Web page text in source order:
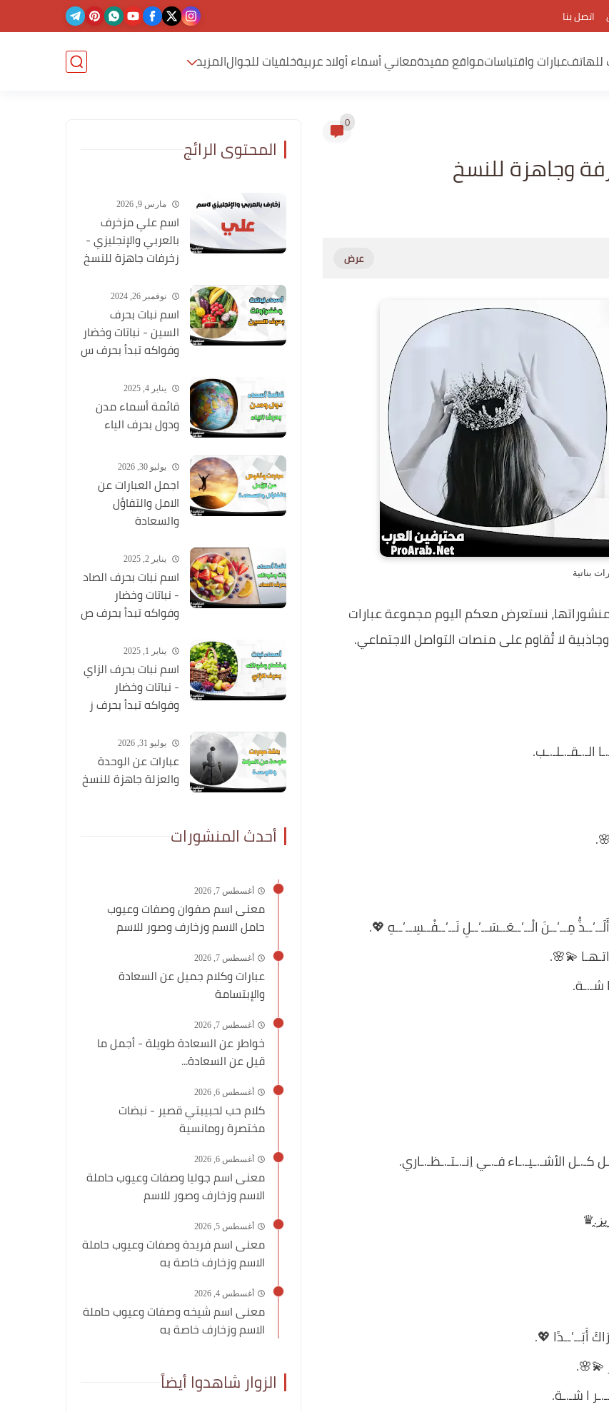
اتصل بنا
للهاتفعبارات واقتباساتمواقع مفيدةمعاني أسماء أولاد عربيةخلفيات للجوالالمزيد
0
وجاهزة للنسخ
بناتية
نستعرض معكم اليوم مجموعة عبارات
لا تُقاوم على منصات التواصل الاجتماعي.
الـ.ـقـ.ـلـ.ـب.
أَلَــ’ــذُّ مِــ’ــنَ الْــ’ــعَــسَــ’ــلِ نَــ’ــفْــسِــ’ــهِ 💖.
💫🌸.
شـ.ـة.
كـ.ـل الأشـ.ـيـ.ـاء فـ.ـي اِنـ.ـتـ.ـظـ.ـاري.
أَبَــ’ــدًا 💖.
💫🌸.
ا شـ.ـة.
المحتوى الرائج
مارس 9, 2026
اسم علي مزخرف
بالعربي والإنجليزي -
زخرفات جاهزة للنسخ
نوفمبر 26, 2024
اسم نبات بحرف
السين - نباتات وخضار
وفواكه تبدأ بحرف س
يناير 4, 2025
قائمة أسماء مدن
ودول بحرف الياء
يوليو 30, 2026
اجمل العبارات عن
الامل والتفاؤل
والسعادة
يناير 2, 2025
اسم نبات بحرف الصاد
- نباتات وخضار
وفواكه تبدأ بحرف ص
يناير 1, 2025
اسم نبات بحرف الزاي
- نباتات وخضار
وفواكه تبدأ بحرف ز
يوليو 31, 2026
عبارات عن الوحدة
والعزلة جاهزة للنسخ
أحدث المنشورات
أغسطس 7, 2026
معنى اسم صفوان وصفات وعيوب
حامل الاسم وزخارف وصور للاسم
أغسطس 7, 2026
عبارات وكلام جميل عن السعادة
والإبتسامة
أغسطس 7, 2026
خواطر عن السعادة طويلة - أجمل ما
قيل عن السعادة...
أغسطس 6, 2026
كلام حب لحبيبتي قصير - نبضات
مختصرة رومانسية
أغسطس 6, 2026
معنى اسم جوليا وصفات وعيوب حاملة
الاسم وزخارف وصور للاسم
أغسطس 5, 2026
معنى اسم فريدة وصفات وعيوب حاملة
الاسم وزخارف خاصة به
أغسطس 4, 2026
معنى اسم شيخه وصفات وعيوب حاملة
الاسم وزخارف خاصة به
الزوار شاهدوا أيضاً